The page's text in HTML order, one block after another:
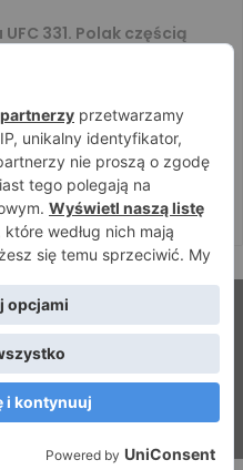
331. Polak częścią
32. Bartosz Szachta
o ranking! Na XTB
prawa zastrzeżone |
Kontakt
YouTube
RSS